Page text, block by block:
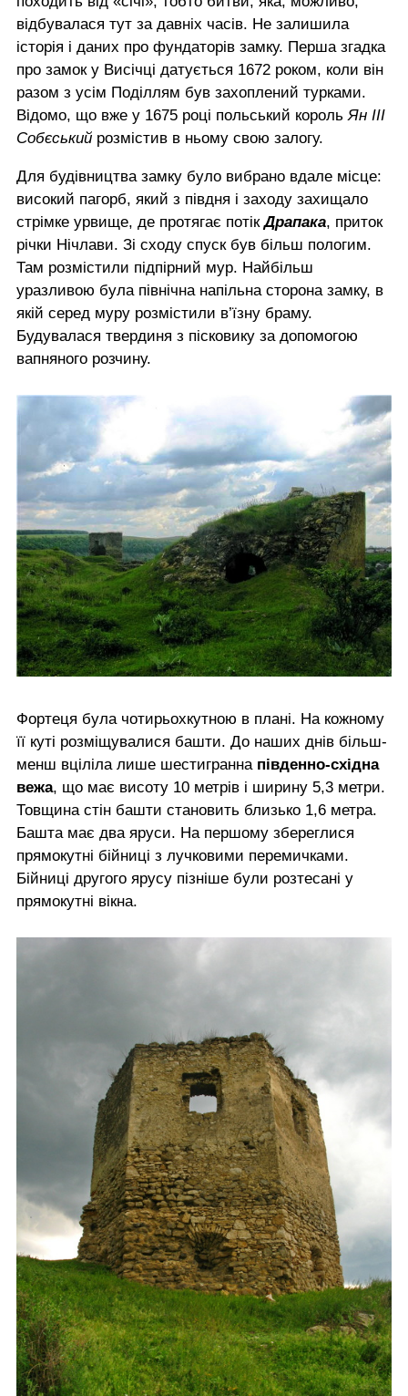
відбувалася тут за давніх часів. Не залишила
історія і даних про фундаторів замку. Перша згадка
про замок у Висічці датується 1672 роком, коли він
разом з усім Поділлям був захоплений турками.
Відомо, що вже у 1675 році польський корольЯн ІІІ
Собєський розмістив в ньому свою залогу.
Для будівництва замку було вибрано вдале місце:
високий пагорб, який з півдня і заходу захищало
стрімке урвище, де протягає потікДрапака, приток
річки Нічлави. Зі сходу спуск був більш пологим.
Там розмістили підпірний мур. Найбільш
уразливою була північна напільна сторона замку, в
якій серед муру розмістили в’їзну браму.
Будувалася твердиня з пісковику за допомогою
вапняного розчину.
Фортеця була чотирьохкутною в плані. На кожному
її куті розміщувалися башти. До наших днів більш-
менш вціліла лише шестигранна південно-східна
вежа, що має висоту 10 метрів і ширину 5,3 метри.
Товщина стін башти становить близько 1,6 метра.
Башта має два яруси. На першому збереглися
прямокутні бійниці з лучковими перемичками.
Бійниці другого ярусу пізніше були розтесані у
прямокутні вікна.